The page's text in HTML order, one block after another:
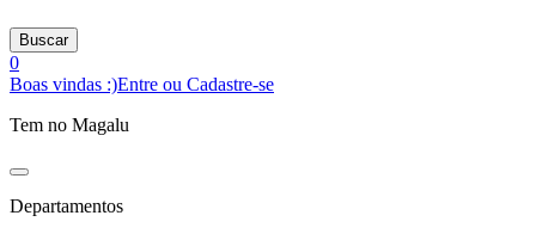
Buscar
0
Boas vindas :)Entre ou Cadastre-se
Tem no Magalu
Departamentos